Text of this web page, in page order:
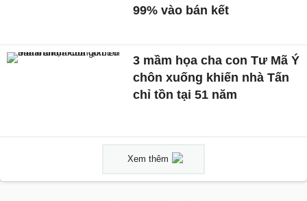
99% vào bán kết
3 mầm họa cha con Tư Mã Ý
chôn xuống khiến nhà Tấn
chỉ tồn tại 51 năm
Xem thêm